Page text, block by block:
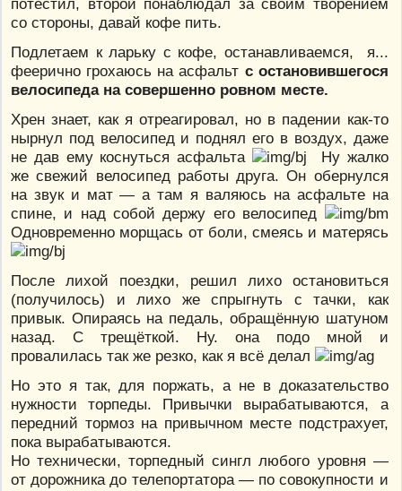
со стороны, давай кофе пить.
Подлетаем к ларьку с кофе, останавливаемся, я...
феерично грохаюсь на асфальт с остановившегося
велосипеда на совершенно ровном месте.
Хрен знает, как я отреагировал, но в падении как-то
нырнул под велосипед и поднял его в воздух, даже
не дав ему коснуться асфальта
Ну жалко
же свежий велосипед работы друга. Он обернулся
на звук и мат — а там я валяюсь на асфальте на
спине, и над собой держу его велосипед
Одновременно морщась от боли, смеясь и матерясь
После лихой поездки, решил лихо остановиться
(получилось) и лихо же спрыгнуть с тачки, как
привык. Опираясь на педаль, обращённую шатуном
назад. С трещёткой. Ну. она подо мной и
провалилась так же резко, как я всё делал
Но это я так, для поржать, а не в доказательство
нужности торпеды. Привычки вырабатываются, а
передний тормоз на привычном месте подстрахует,
пока вырабатываются.
Но технически, торпедный сингл любого уровня —
от дорожника до телепортатора — по совокупности и